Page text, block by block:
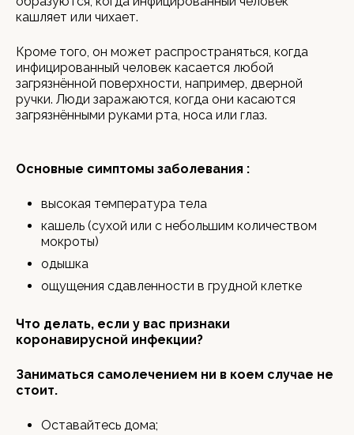
кашляет или чихает.
Кроме того, он может распространяться, когда
инфицированный человек касается любой
загрязнённой поверхности, например, дверной
ручки. Люди заражаются, когда они касаются
загрязнёнными руками рта, носа или глаз.
Основные симптомы заболевания :
высокая температура тела
кашель (сухой или с небольшим количеством
мокроты)
одышка
ощущения сдавленности в грудной клетке
Что делать, если у вас признаки
коронавирусной инфекции?
Заниматься самолечением ни в коем случае не
стоит.
Оставайтесь дома;